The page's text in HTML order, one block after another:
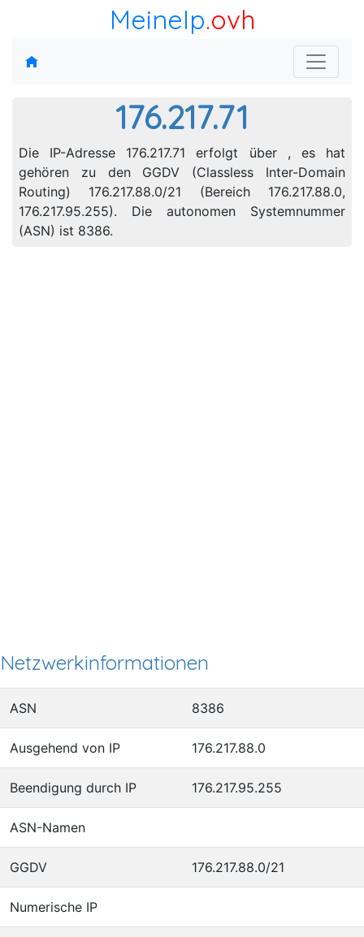
MeineIp.ovh
176.217.71
Die IP-Adresse 176.217.71 erfolgt über , es hat
gehören zu den GGDV (Classless Inter-Domain
Routing) 176.217.88.0/21 (Bereich 176.217.88.0,
176.217.95.255). Die autonomen Systemnummer
(ASN) ist 8386.
Netzwerkinformationen
ASN 8386
Ausgehend von IP 176.217.88.0
Beendigung durch IP 176.217.95.255
ASN-Namen
GGDV 176.217.88.0/21
Numerische IP